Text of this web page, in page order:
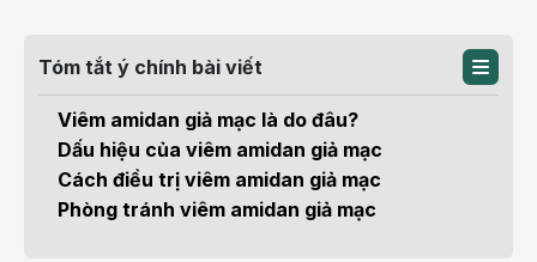
Tóm tắt ý chính bài viết
Viêm amidan giả mạc là do đâu?
Dấu hiệu của viêm amidan giả mạc
Cách điều trị viêm amidan giả mạc
Phòng tránh viêm amidan giả mạc